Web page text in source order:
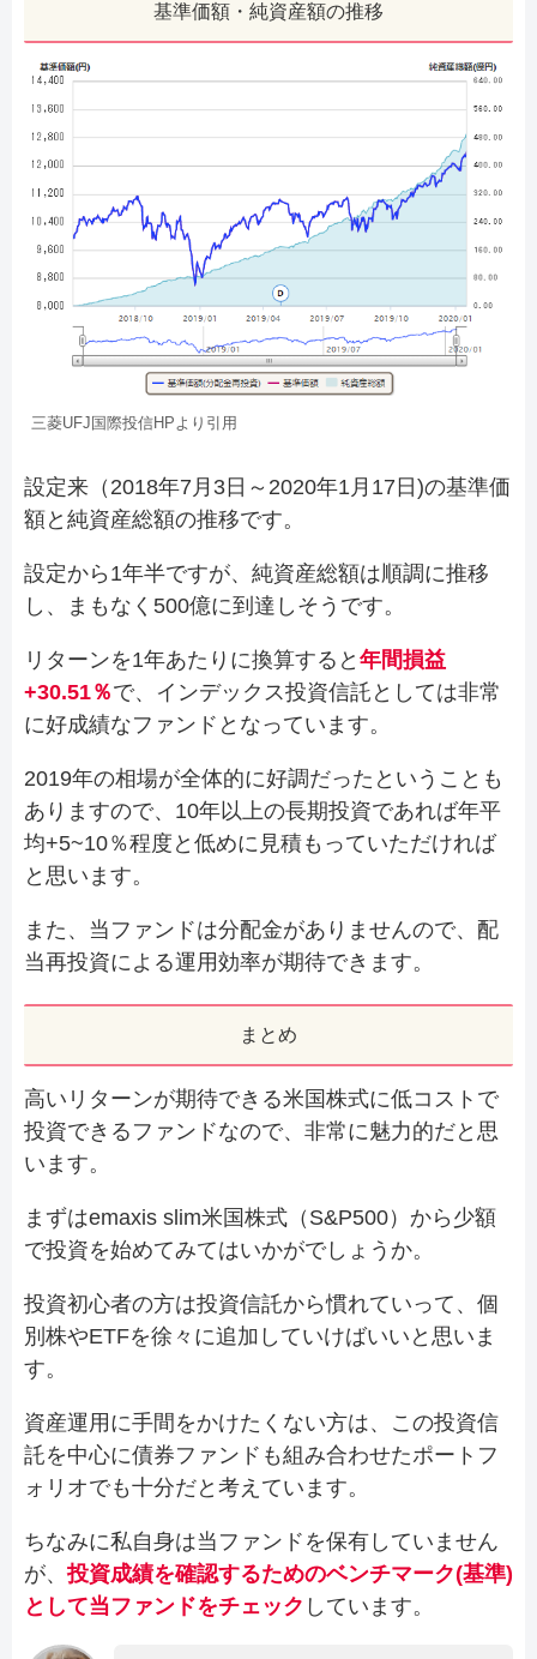
基準価額・純資産額の推移
三菱UFJ国際投信HPより引用
設定来（2018年7月3日～2020年1月17日)の基準価
額と純資産総額の推移です。
設定から1年半ですが、純資産総額は順調に推移
し、まもなく500億に到達しそうです。
リターンを1年あたりに換算すると 年間損益
+30.51％で、インデックス投資信託としては非常
に好成績なファンドとなっています。
2019年の相場が全体的に好調だったということも
ありますので、10年以上の長期投資であれば年平
均+5~10％程度と低めに見積もっていただければ
と思います。
また、当ファンドは分配金がありませんので、配
当再投資による運用効率が期待できます。
まとめ
高いリターンが期待できる米国株式に低コストで
投資できるファンドなので、非常に魅力的だと思
います。
まずはemaxis slim米国株式（S&P500）から少額
で投資を始めてみてはいかがでしょうか。
投資初心者の方は投資信託から慣れていって、個
別株やETFを徐々に追加していけばいいと思いま
す。
資産運用に手間をかけたくない方は、この投資信
託を中心に債券ファンドも組み合わせたポートフ
ォリオでも十分だと考えています。
ちなみに私自身は当ファンドを保有していません
が、投資成績を確認するためのベンチマーク(基準)
として当ファンドをチェック しています。